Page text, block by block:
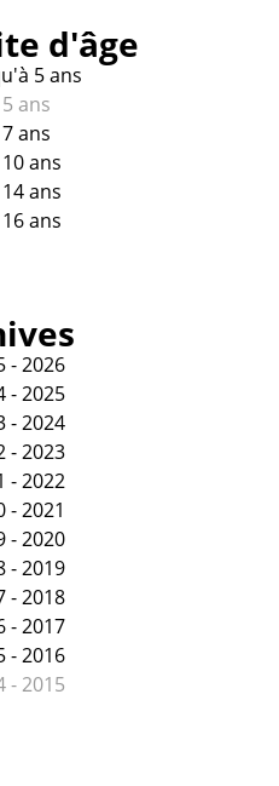
d'âge
5 ans
ans
ans
ans
ans
ans
- 2026
- 2025
- 2024
- 2023
- 2022
- 2021
- 2020
- 2019
- 2018
- 2017
- 2016
- 2015